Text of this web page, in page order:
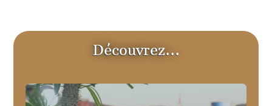
Découvrez…